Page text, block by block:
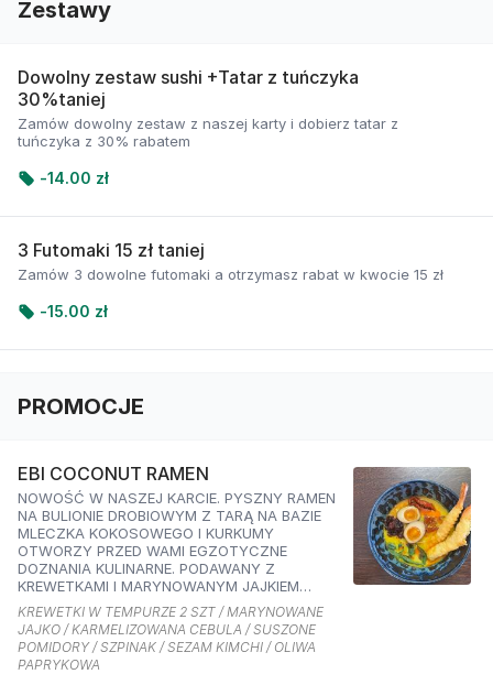
Zestawy
Dowolny zestaw sushi +Tatar z tuńczyka
30%taniej
Zamów dowolny zestaw z naszej karty i dobierz tatar z
tuńczyka z 30% rabatem
-14.00 zł
3 Futomaki 15 zł taniej
Zamów 3 dowolne futomaki a otrzymasz rabat w kwocie 15 zł
-15.00 zł
PROMOCJE
EBI COCONUT RAMEN
NOWOŚĆ W NASZEJ KARCIE. PYSZNY RAMEN
NA BULIONIE DROBIOWYM Z TARĄ NA BAZIE
MLECZKA KOKOSOWEGO I KURKUMY
OTWORZY PRZED WAMI EGZOTYCZNE
DOZNANIA KULINARNE. PODAWANY Z
KREWETKAMI I MARYNOWANYM JAJKIEM
ORAZ KARMELIZOWANĄ CEBULKĄ,
SZPINAKIEM, SUSZONYMI POMIDORAMI ORAZ
SEZAMEM O SMAKU KIMCHI I OLIWĄ
PAPRYKOWĄ
KREWETKI W TEMPURZE 2 SZT / MARYNOWANE
JAJKO / KARMELIZOWANA CEBULA / SUSZONE
POMIDORY / SZPINAK / SEZAM KIMCHI / OLIWA
PAPRYKOWA